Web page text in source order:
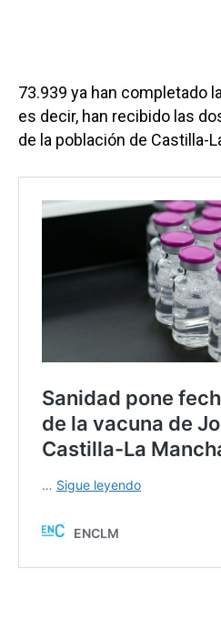
73.939 ya han completado
es decir, han recibido las
de la población de Castilla-